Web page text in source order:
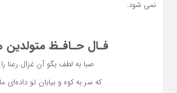
نمی شود.
فـال حـافـظ متولدین
صبا به لطف بگو آن غزال رعنا را
که سر به کوه و بیابان تو داده‌ای